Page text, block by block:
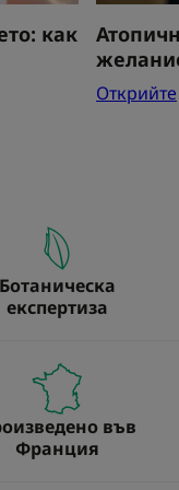
как
Открийте
Ботаническа
експертиза
във
Франция